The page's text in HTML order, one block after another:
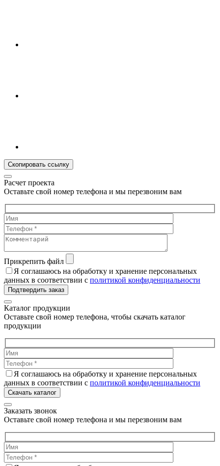
Скопировать ссылку
Расчет проекта
Оставьте свой номер телефона и мы перезвоним вам
Прикрепить файл
Я соглашаюсь на обработку и хранение персональных
данных в соответствии с политикой конфиденциальности
Подтвердить заказ
Каталог продукции
Оставьте свой номер телефона, чтобы скачать каталог
продукции
Я соглашаюсь на обработку и хранение персональных
данных в соответствии с политикой конфиденциальности
Скачать каталог
Заказать звонок
Оставьте свой номер телефона и мы перезвоним вам